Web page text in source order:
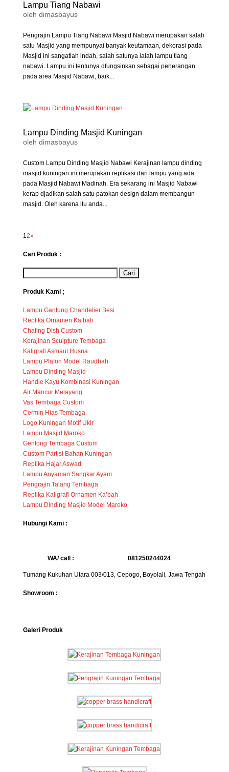
Lampu Tiang Nabawi
oleh dimasbayus
Pengrajin Lampu Tiang Nabawi Masjid Nabawi merupakan salah
satu Masjid yang mempunyai banyak keutamaan, dekorasi pada
Masjid ini sangatlah indah, salah satunya ialah lampu tiang
nabawi. Lampu ini tentunya dfungsinkan sebagai penerangan
pada area Masjid Nabawi, baik...
Lampu Dinding Masjid Kuningan
oleh dimasbayus
Custom Lampu Dinding Masjid Nabawi Kerajinan lampu dinding
masjid kuningan ini merupakan replikasi dari lampu yang ada
pada Masjid Nabawi Madinah. Era sekarang ini Masjid Nabawi
kerap djadikan salah satu patokan design dalam membangun
masjid. Oleh karena itu anda...
12»
Cari Produk :
Produk Kami ;
Lampu Gantung Chandelier Besi
Replika Ornamen Ka’bah
Chafing Dish Custom
Kerajinan Sculpture Tembaga
Kaligrafi Asmaul Husna
Lampu Plafon Model Raudhah
Lampu Dinding Masjid
Handle Kayu Kombinasi Kuningan
Air Mancur Melayang
Vas Tembaga Custom
Cermin Hias Tembaga
Logo Kuningan Motif Ukir
Lampu Masjid Maroko
Gentong Tembaga Custom
Custom Partisi Bahan Kuningan
Replika Hajar Aswad
Lampu Anyaman Sangkar Ayam
Pengrajin Talang Tembaga
Replika Kaligrafi Ornamen Ka’bah
Lampu Dinding Masjid Model Maroko
Hubungi Kami :
WA/ call : 081250244024
Tumang Kukuhan Utara 003/013, Cepogo, Boyolali, Jawa Tengah
Showroom :
Galeri Produk